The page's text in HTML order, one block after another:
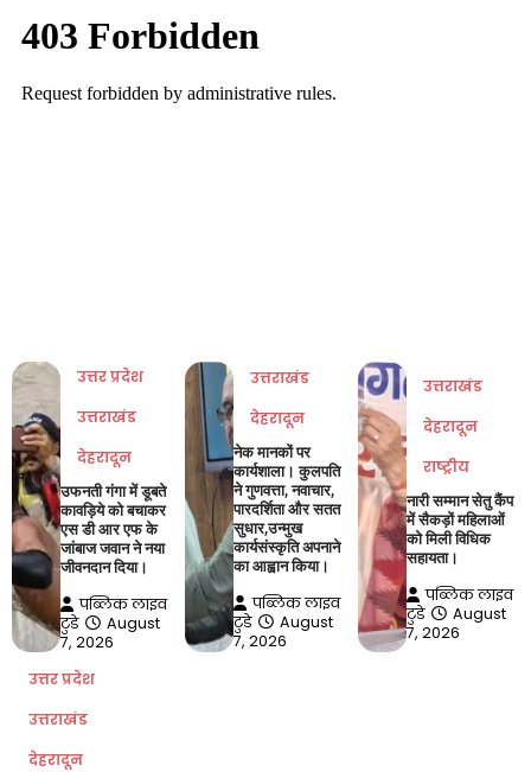
उत्तर प्रदेश
उत्तराखंड
देहरादून
उफनती गंगा में डूबते
कावड़िये को बचाकर
एस डी आर एफ के
जांबाज जवान ने नया
जीवनदान दिया।
पब्लिक लाइव
टुडे
August
7, 2026
उत्तराखंड
देहरादून
नेक मानकों पर
कार्यशाला। कुलपति
ने गुणवत्ता, नवाचार,
पारदर्शिता और सतत
सुधार,उन्मुख
कार्यसंस्कृति अपनाने
का आह्वान किया।
पब्लिक लाइव
टुडे
August
7, 2026
उत्तराखंड
देहरादून
राष्ट्रीय
नारी सम्मान सेतु कैंप
में सैकड़ों महिलाओं
को मिली विधिक
सहायता।
पब्लिक लाइव
टुडे
August
7, 2026
उत्तर प्रदेश
उत्तराखंड
देहरादून